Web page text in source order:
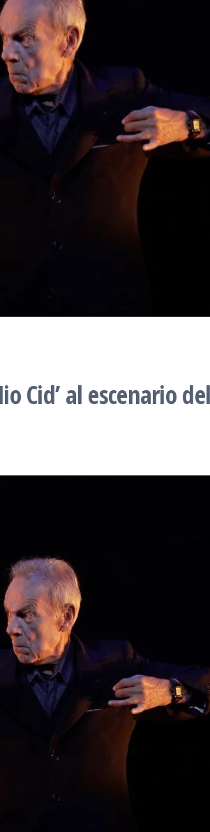
Cid’ al escenario